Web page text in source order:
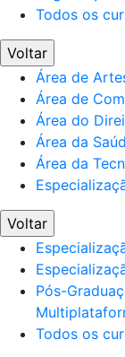
Todos os
Voltar
Área de
Área de
Área do
Área da
Área da
Voltar
Pós-
Todos os